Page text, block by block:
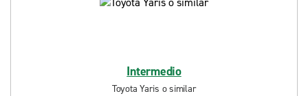
Intermedio
Toyota Yaris o similar